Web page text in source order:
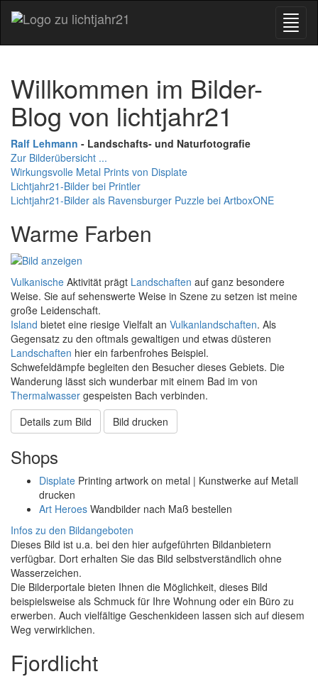
Willkommen im Bilder-
Blog von lichtjahr21
Ralf Lehmann - Landschafts- und Naturfotografie
Zur Bilderübersicht ...
Wirkungsvolle Metal Prints von Displate
Lichtjahr21-Bilder bei Printler
Lichtjahr21-Bilder als Ravensburger Puzzle bei ArtboxONE
Warme Farben
Vulkanische Aktivität prägt Landschaften auf ganz besondere
Weise. Sie auf sehenswerte Weise in Szene zu setzen ist meine
große Leidenschaft.
Island bietet eine riesige Vielfalt an Vulkanlandschaften. Als
Gegensatz zu den oftmals gewaltigen und etwas düsteren
Landschaften hier ein farbenfrohes Beispiel.
Schwefeldämpfe begleiten den Besucher dieses Gebiets. Die
Wanderung lässt sich wunderbar mit einem Bad im von
Thermalwasser gespeisten Bach verbinden.
Details zum Bild
Bild drucken
Shops
Displate Printing artwork on metal | Kunstwerke auf Metall
drucken
Art Heroes Wandbilder nach Maß bestellen
Infos zu den Bildangeboten
Dieses Bild ist u.a. bei den hier aufgeführten Bildanbietern
verfügbar. Dort erhalten Sie das Bild selbstverständlich ohne
Wasserzeichen.
Die Bilderportale bieten Ihnen die Möglichkeit, dieses Bild
beispielsweise als Schmuck für Ihre Wohnung oder ein Büro zu
erwerben. Auch vielfältige Geschenkideen lassen sich auf diesem
Weg verwirklichen.
Fjordlicht